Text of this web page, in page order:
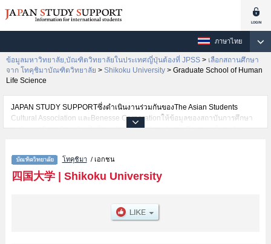
ภาษาไทย
ข้อมูลมหาวิทยาลัย,บัณฑิตวิทยาลัยในประเทศญี่ปุ่นต้องที่ JPSS > เลือกสถานศึกษา
จาก โทคุชิมาบัณฑิตวิทยาลัย > Shikoku University > Graduate School of Human
Life Science
JAPAN STUDY SUPPORTซึ่งดำเนินงานร่วมกันของThe Asian Students
Cultural Association และBenesse Corporationให้ข้อมูลของสถาบันการศึกษา
ระดับมหาวิทยาลัย・บัณฑิตวิทยาลัย・วิทยาลัยระดับอนุปริญญา・วิทยาลัย
ชาติเช่นGraduate School of Management and Information
ScienceหรือGraduate School of LiteratureหรือGraduate School of Human
Life ScienceหรือGraduate School of Nursing Science เป็นต้น,ข้อมูลของแต่ละ
คนที่ผ่านการสอบคัดเลือกเป็นต้น,แนะนำสถานที่,การเดินทางเป็นต้นไว้ด้วยดังนั้น
ขอเชิญใช้บริการค้นหาข้อมูลตามอัธยาศัย
โทคุชิมา/ เอกชน
四国大学| Shikoku University